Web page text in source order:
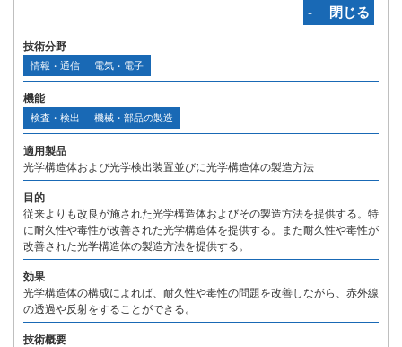
‐ 閉じる
技術分野
情報・通信 電気・電子
機能
検査・検出 機械・部品の製造
適用製品
光学構造体および光学検出装置並びに光学構造体の製造方法
目的
従来よりも改良が施された光学構造体およびその製造方法を提供する。特
に耐久性や毒性が改善された光学構造体を提供する。また耐久性や毒性が
改善された光学構造体の製造方法を提供する。
効果
光学構造体の構成によれば、耐久性や毒性の問題を改善しながら、赤外線
の透過や反射をすることができる。
技術概要